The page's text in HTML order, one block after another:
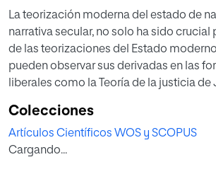
La teorización moderna del estado de
narrativa secular, no solo ha sido crucial
de las teorizaciones del Estado
pueden observar sus derivadas en las
liberales como la Teoría de la justicia de
Efectivamente, la teorización
posiciones contractualistas no puede
diálogo con las teorías modernas que
Colecciones
Artículos Científicos WOS y SCOPUS
Cargando...